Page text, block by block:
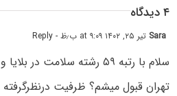
۴ دیدگاه
Sara تیر ۲۵, ۱۴۰۲ at ۹:۰۹ ب٫ظ - Reply
سلام با رتبه ۵۹ رشته سلامت
تهران قبول میشم؟ ظرفیت درنظرگرفته